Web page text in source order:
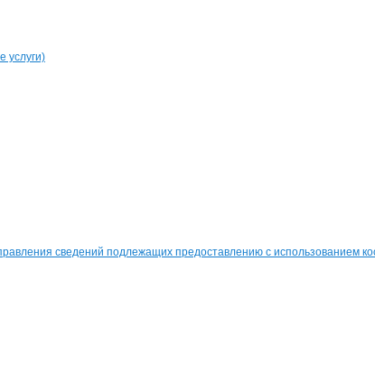
услуги)
сведений подлежащих предоставлению с использованием